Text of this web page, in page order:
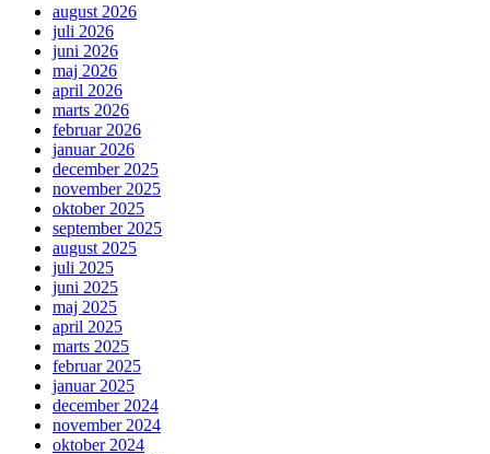
august 2026
juli 2026
juni 2026
maj 2026
april 2026
marts 2026
februar 2026
januar 2026
december 2025
november 2025
oktober 2025
september 2025
august 2025
juli 2025
juni 2025
maj 2025
april 2025
marts 2025
februar 2025
januar 2025
december 2024
november 2024
oktober 2024